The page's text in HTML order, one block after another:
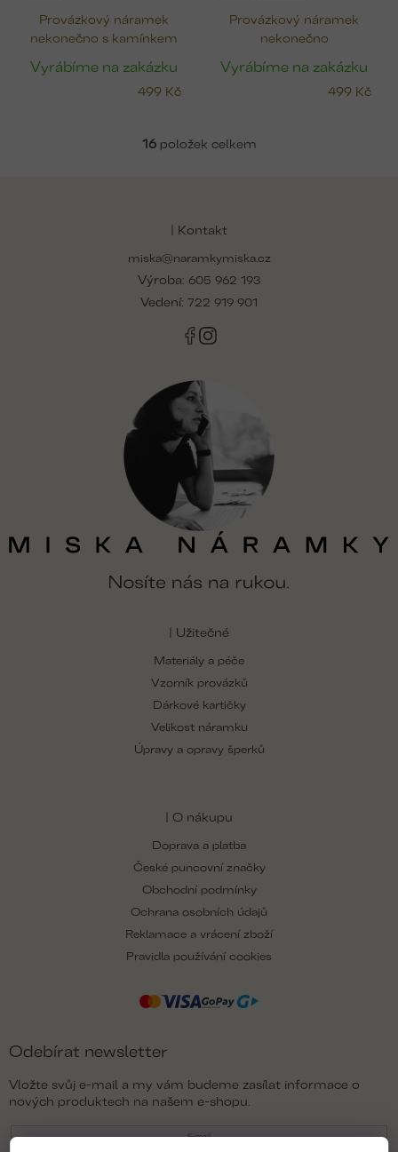
Provázkový náramek
nekonečno s kamínkem
Vyrábíme na zakázku
499 Kč
Provázkový náramek
nekonečno
Vyrábíme na zakázku
499 Kč
16položek celkem
| Kontakt
miska@naramkymiska.cz
Výroba: 605 962 193
Vedení: 722 919 901
| Užitečné
Materiály a péče
Vzorník provázků
Dárkové kartičky
Velikost náramku
Úpravy a opravy šperků
| O nákupu
Doprava a platba
České puncovní značky
Obchodní podmínky
Ochrana osobních údajů
Reklamace a vrácení zboží
Pravidla používání cookies
Odebírat newsletter
Vložte svůj e-mail a my vám budeme zasílat informace o
nových produktech na našem e-shopu.
E-mail